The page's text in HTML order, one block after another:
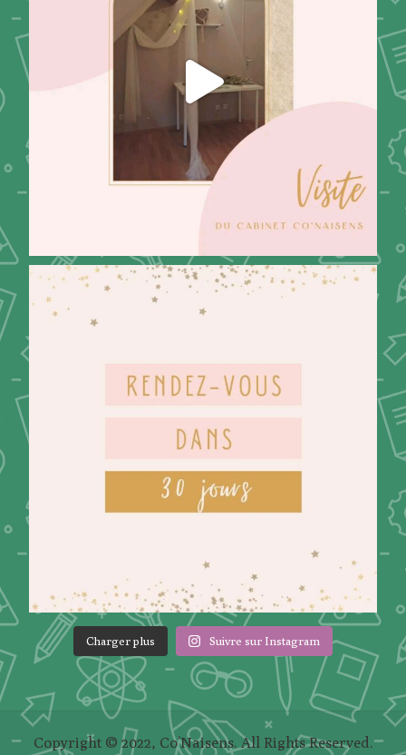
Charger plus Suivre sur Instagram
Copyright © 2022, Co’Naisens. All Rights Reserved.